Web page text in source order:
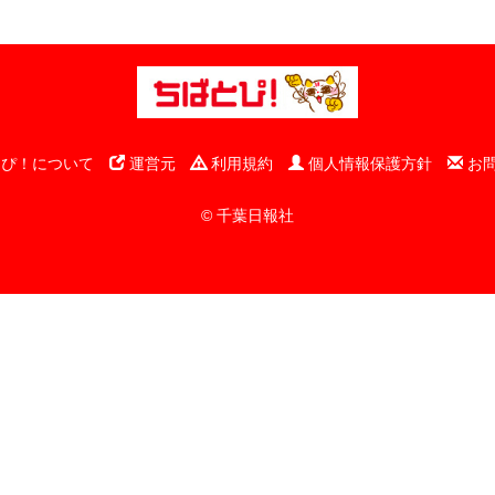
！について 運営元 利用規約 個人情報保護方針 お
© 千葉日報社